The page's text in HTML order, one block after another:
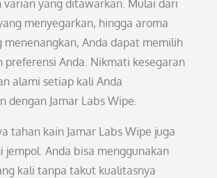
varian yang ditawarkan. Mulai dari
menyegarkan, hingga aroma
menenangkan, Anda dapat memilih
preferensi Anda. Nikmati kesegaran
alami setiap kali Anda
dengan Jamar Labs Wipe.
tahan kain Jamar Labs Wipe juga
jempol. Anda bisa menggunakan
kali tanpa takut kualitasnya